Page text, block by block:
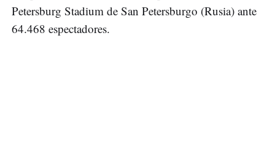
Petersburg Stadium de San Petersburgo (Rusia) ante
64.468 espectadores.